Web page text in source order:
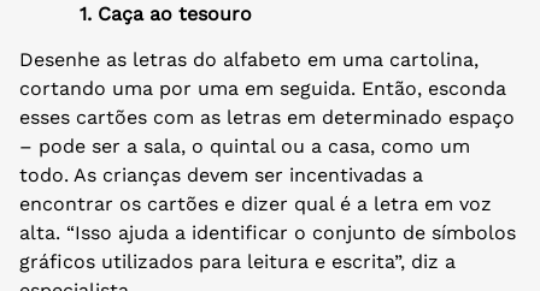
1. Caça ao tesouro
Desenhe as letras do alfabeto em uma cartolina,
cortando uma por uma em seguida. Então, esconda
esses cartões com as letras em determinado espaço
– pode ser a sala, o quintal ou a casa, como um
todo. As crianças devem ser incentivadas a
encontrar os cartões e dizer qual é a letra em voz
alta. “Isso ajuda a identificar o conjunto de símbolos
gráficos utilizados para leitura e escrita”, diz a